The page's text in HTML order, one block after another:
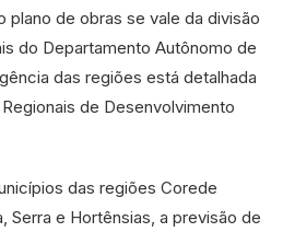
plano de obras se vale da divisão
do Departamento Autônomo de
das regiões está detalhada
de Desenvolvimento
das regiões Corede
Serra e Hortênsias, a previsão de